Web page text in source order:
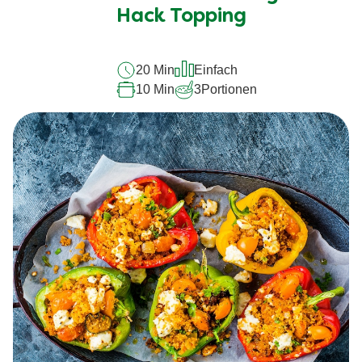
dieses
Hack Topping
20 Min
Einfach
10 Min
3Portionen